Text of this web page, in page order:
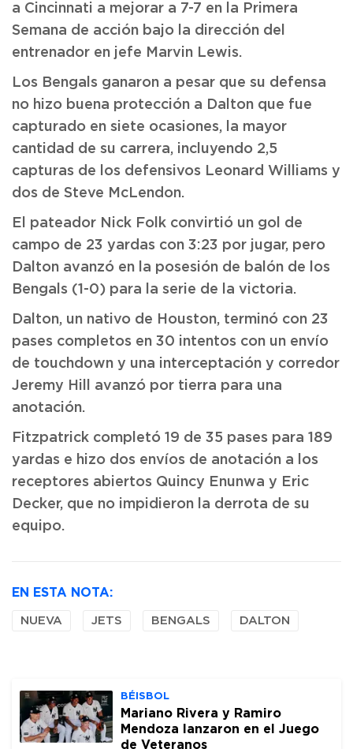
a Cincinnati a mejorar a 7-7 en la Primera
Semana de acción bajo la dirección del
entrenador en jefe Marvin Lewis.
Los Bengals ganaron a pesar que su defensa
no hizo buena protección a Dalton que fue
capturado en siete ocasiones, la mayor
cantidad de su carrera, incluyendo 2,5
capturas de los defensivos Leonard Williams y
dos de Steve McLendon.
El pateador Nick Folk convirtió un gol de
campo de 23 yardas con 3:23 por jugar, pero
Dalton avanzó en la posesión de balón de los
Bengals (1-0) para la serie de la victoria.
Dalton, un nativo de Houston, terminó con 23
pases completos en 30 intentos con un envío
de touchdown y una interceptación y corredor
Jeremy Hill avanzó por tierra para una
anotación.
Fitzpatrick completó 19 de 35 pases para 189
yardas e hizo dos envíos de anotación a los
receptores abiertos Quincy Enunwa y Eric
Decker, que no impidieron la derrota de su
equipo.
EN ESTA NOTA:
NUEVA JETS BENGALS DALTON
BÉISBOL
Mariano Rivera y Ramiro
Mendoza lanzaron en el Juego
de Veteranos